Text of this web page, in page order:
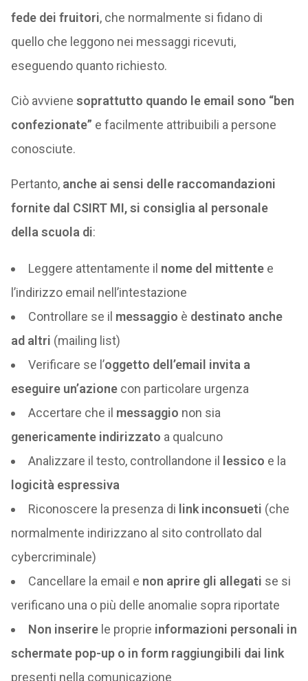
fede dei fruitori, che normalmente si fidano di
quello che leggono nei messaggi ricevuti,
eseguendo quanto richiesto.
Ciò avviene soprattutto quando le email sono “ben
confezionate” e facilmente attribuibili a persone
conosciute.
Pertanto, anche ai sensi delle raccomandazioni
fornite dal CSIRT MI, si consiglia al personale
della scuola di:
Leggere attentamente il nome del mittentee
l’indirizzo email nell’intestazione
Controllare se il messaggio è destinato anche
ad altri (mailing list)
Verificare se l’oggetto dell’email invita a
eseguire un’azionecon particolare urgenza
Accertare che il messaggio non sia
genericamente indirizzato a qualcuno
Analizzare il testo, controllandone il
lessico e la
logicità espressiva
Riconoscere la presenza di link inconsueti (che
normalmente indirizzano al sito controllato dal
cybercriminale)
Cancellare la email e non aprire gli allegati se si
verificano una o più delle anomalie sopra riportate
Non inserirele proprie informazioni personali in
schermate pop-up o in form raggiungibili dai link
presenti nella comunicazione